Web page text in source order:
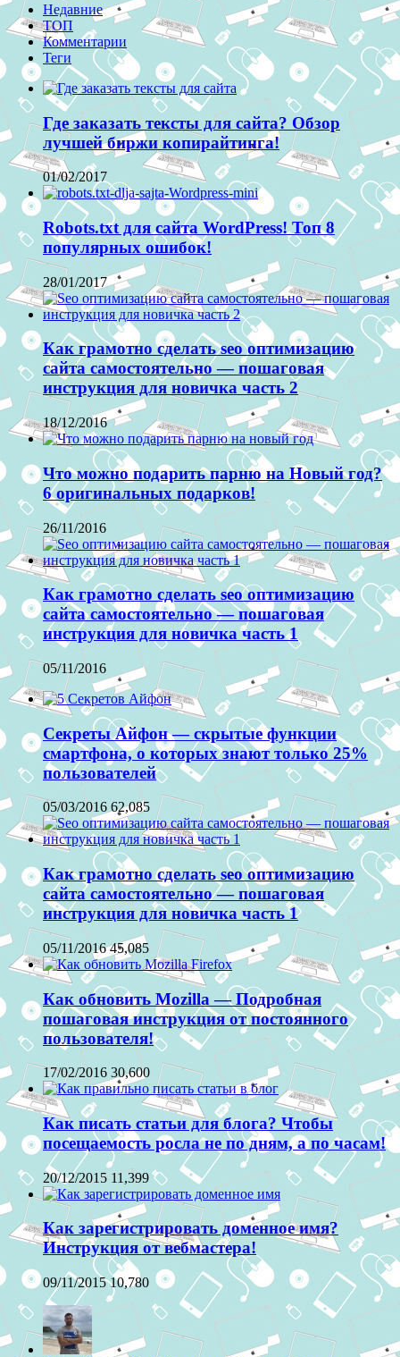
Недавние
ТОП
Комментарии
Теги
Где заказать тексты для сайта? Обзор
лучшей биржи копирайтинга!
01/02/2017
Robots.txt для сайта WordPress! Топ 8
популярных ошибок!
28/01/2017
Как грамотно сделать seo оптимизацию
сайта самостоятельно — пошаговая
инструкция для новичка часть 2
18/12/2016
Что можно подарить парню на Новый год?
6 оригинальных подарков!
26/11/2016
Как грамотно сделать seo оптимизацию
сайта самостоятельно — пошаговая
инструкция для новичка часть 1
05/11/2016
Секреты Айфон — скрытые функции
смартфона, о которых знают только 25%
пользователей
05/03/2016 62,085
Как грамотно сделать seo оптимизацию
сайта самостоятельно — пошаговая
инструкция для новичка часть 1
05/11/2016 45,085
Как обновить Mozilla — Подробная
пошаговая инструкция от постоянного
пользователя!
17/02/2016 30,600
Как писать статьи для блога? Чтобы
посещаемость росла не по дням, а по часам!
20/12/2015 11,399
Как зарегистрировать доменное имя?
Инструкция от вебмастера!
09/11/2015 10,780